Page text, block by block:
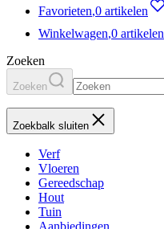
Favorieten,0 artikelen
Winkelwagen,0 artikelen
Zoeken
Zoeken
Zoekbalk sluiten
Verf
Vloeren
Gereedschap
Hout
Tuin
Aanbiedingen